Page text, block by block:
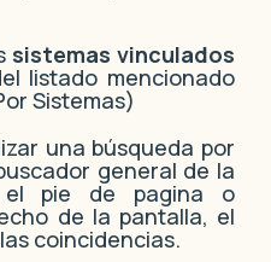
sistemas vinculados
listado mencionado
Sistemas)
una búsqueda por
general de la
el pie de pagina o
de la pantalla, el
coincidencias.